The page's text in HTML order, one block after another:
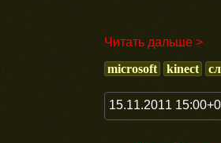
Читать дальше >
microsoft
kinect
15.11.2011